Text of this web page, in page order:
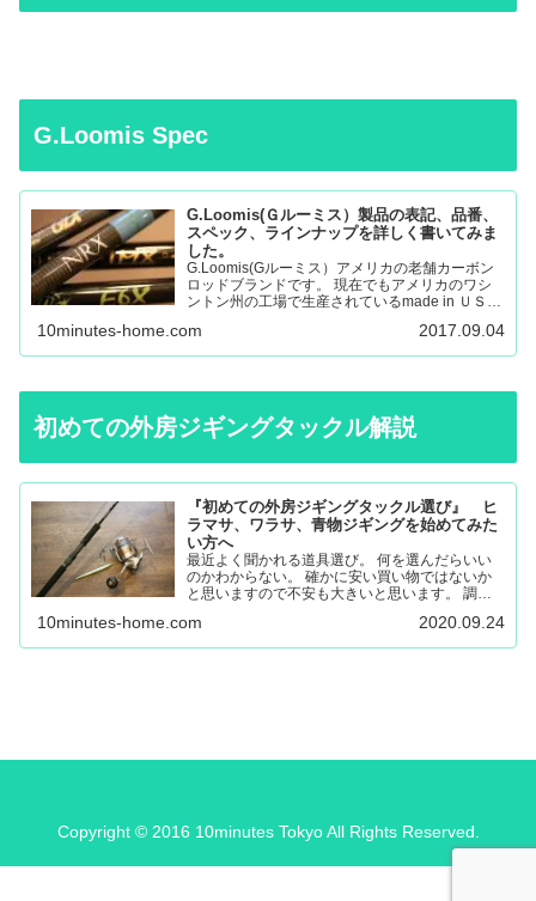
G.Loomis Spec
G.Loomis(Ｇルーミス）製品の表記、品番、
スペック、ラインナップを詳しく書いてみま
した。
G.Loomis(Gルーミス）アメリカの老舗カーボン
ロッドブランドです。 現在でもアメリカのワシ
ントン州の工場で生産されているmade in ＵＳＡ
ド、、サーモントラウト、パンフィッシュ、ウォ
ール…
10minutes-home.com 2017.09.04
初めての外房ジギングタックル解説
『初めての外房ジギングタックル選び』 ヒ
ラマサ、ワラサ、青物ジギングを始めてみた
い方へ
最近よく聞かれる道具選び。 何を選んだらいい
のかわからない。 確かに安い買い物ではないか
と思いますので不安も大きいと思います。 調べ
ったり。 唯一の失敗しない道具選びは外房に通
いこんでいる人に聞く…
10minutes-home.com 2020.09.24
Copyright © 2016 10minutes Tokyo All Rights Reserved.